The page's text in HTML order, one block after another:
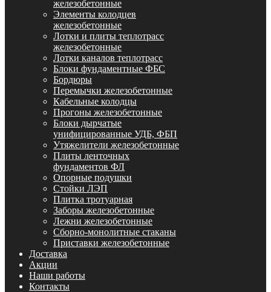
железобетонные
Элементы колодцев
железобетонные
Лотки и плиты теплотрасс
железобетонные
Лотки каналов теплотрасс
Блоки фундаментные ФБС
Бордюры
Перемычки железобетонные
Кабельные колодцы
Прогоны железобетонные
Блоки дырчатые
унифицированные УДБ, ФБП
Утяжелители железобетонные
Плиты ленточных
фундаментов ФЛ
Опорные подушки
Стойки ЛЭП
Плитка тротуарная
Заборы железобетонные
Лежни железобетонные
Сборно-монолитные стаканы
Приставки железобетонные
Доставка
Акции
Наши работы
Контакты